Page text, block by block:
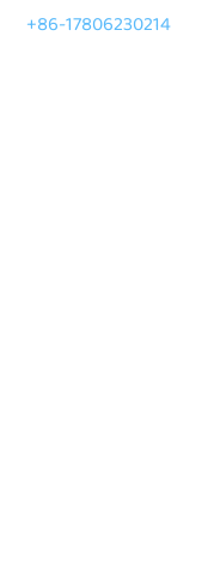
+86-17806230214